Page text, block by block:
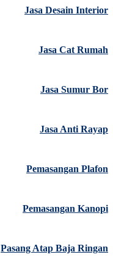
Jasa Desain Interior
Jasa Cat Rumah
Jasa Sumur Bor
Jasa Anti Rayap
Pemasangan Plafon
Pemasangan Kanopi
Pasang Atap Baja Ringan